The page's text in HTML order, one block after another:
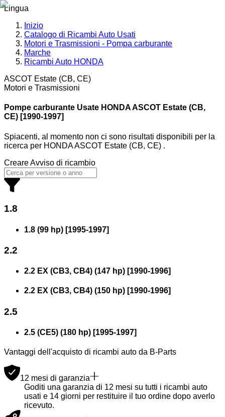
Lingua
Inizio
Catalogo di Ricambi Auto Usati
Motori e Trasmissioni - Pompa carburante
Marche
Ricambi Auto HONDA
ASCOT Estate (CB, CE)
Motori e Trasmissioni
Pompe carburante Usate HONDAASCOT Estate (CB,
CE) [1990-1997]
Spiacenti, al momento non ci sono risultati disponibili per la
ricerca per HONDA ASCOT Estate (CB, CE) .
Creare Avviso di ricambio
1.8
1.8 (99 hp) [1995-1997]
2.2
2.2 EX (CB3, CB4) (147 hp) [1990-1996]
2.2 EX (CB3, CB4) (150 hp) [1990-1996]
2.5
2.5 (CE5) (180 hp) [1995-1997]
Vantaggi dell'acquisto di ricambi auto da B-Parts
12 mesi di garanzia
Goditi una garanzia di 12 mesi su tutti i ricambi auto
usati e 14 giorni per restituire il tuo ordine dopo averlo
ricevuto.